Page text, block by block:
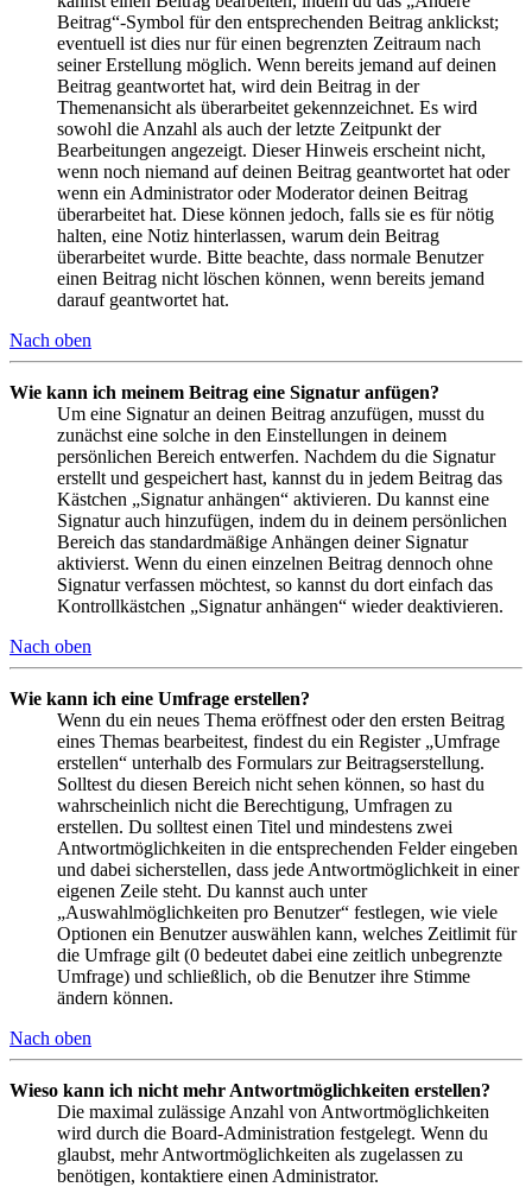
Beitrag“-Symbol für den entsprechenden Beitrag anklickst;
eventuell ist dies nur für einen begrenzten Zeitraum nach
seiner Erstellung möglich. Wenn bereits jemand auf deinen
Beitrag geantwortet hat, wird dein Beitrag in der
Themenansicht als überarbeitet gekennzeichnet. Es wird
sowohl die Anzahl als auch der letzte Zeitpunkt der
Bearbeitungen angezeigt. Dieser Hinweis erscheint nicht,
wenn noch niemand auf deinen Beitrag geantwortet hat oder
wenn ein Administrator oder Moderator deinen Beitrag
überarbeitet hat. Diese können jedoch, falls sie es für nötig
halten, eine Notiz hinterlassen, warum dein Beitrag
überarbeitet wurde. Bitte beachte, dass normale Benutzer
einen Beitrag nicht löschen können, wenn bereits jemand
darauf geantwortet hat.
Nach oben
Wie kann ich meinem Beitrag eine Signatur anfügen?
Um eine Signatur an deinen Beitrag anzufügen, musst du
zunächst eine solche in den Einstellungen in deinem
persönlichen Bereich entwerfen. Nachdem du die Signatur
erstellt und gespeichert hast, kannst du in jedem Beitrag das
Kästchen „Signatur anhängen“ aktivieren. Du kannst eine
Signatur auch hinzufügen, indem du in deinem persönlichen
Bereich das standardmäßige Anhängen deiner Signatur
aktivierst. Wenn du einen einzelnen Beitrag dennoch ohne
Signatur verfassen möchtest, so kannst du dort einfach das
Kontrollkästchen „Signatur anhängen“ wieder deaktivieren.
Nach oben
Wie kann ich eine Umfrage erstellen?
Wenn du ein neues Thema eröffnest oder den ersten Beitrag
eines Themas bearbeitest, findest du ein Register „Umfrage
erstellen“ unterhalb des Formulars zur Beitragserstellung.
Solltest du diesen Bereich nicht sehen können, so hast du
wahrscheinlich nicht die Berechtigung, Umfragen zu
erstellen. Du solltest einen Titel und mindestens zwei
Antwortmöglichkeiten in die entsprechenden Felder eingeben
und dabei sicherstellen, dass jede Antwortmöglichkeit in einer
eigenen Zeile steht. Du kannst auch unter
„Auswahlmöglichkeiten pro Benutzer“ festlegen, wie viele
Optionen ein Benutzer auswählen kann, welches Zeitlimit für
die Umfrage gilt (0 bedeutet dabei eine zeitlich unbegrenzte
Umfrage) und schließlich, ob die Benutzer ihre Stimme
ändern können.
Nach oben
Wieso kann ich nicht mehr Antwortmöglichkeiten erstellen?
Die maximal zulässige Anzahl von Antwortmöglichkeiten
wird durch die Board-Administration festgelegt. Wenn du
glaubst, mehr Antwortmöglichkeiten als zugelassen zu
benötigen, kontaktiere einen Administrator.